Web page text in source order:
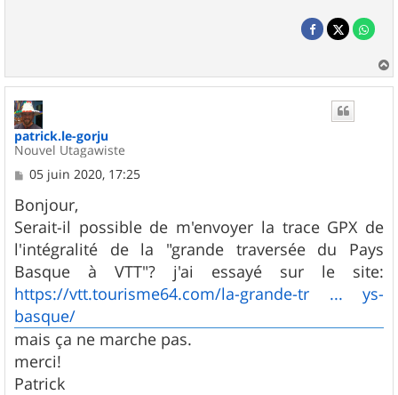
a
patrick.le-gorju
Nouvel Utagawiste
M
s
s
a
g
e
05 juin 2020, 17:25
Bonjour,
Serait-il possible de m'envoyer la trace GPX de
l'intégralité de la "grande traversée du Pays
Basque à VTT"? j'ai essayé sur le site:
https://vtt.tourisme64.com/la-grande-tr ... ys-
basque/
mais ça ne marche pas.
merci!
Patrick